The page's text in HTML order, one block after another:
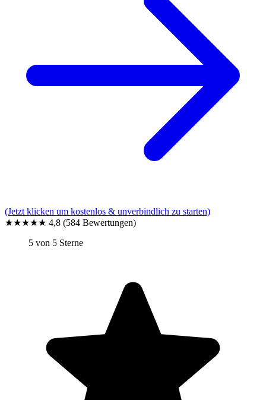
(Jetzt klicken um kostenlos & unverbindlich zu starten)
★★★★★ 4,8 (584 Bewertungen)
5 von 5 Sterne